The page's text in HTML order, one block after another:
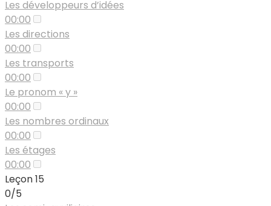
Les développeurs d’idées
00:00
Les directions
00:00
Les transports
00:00
Le pronom « y »
00:00
Les nombres ordinaux
00:00
Les étages
00:00
Leçon 15
0/5